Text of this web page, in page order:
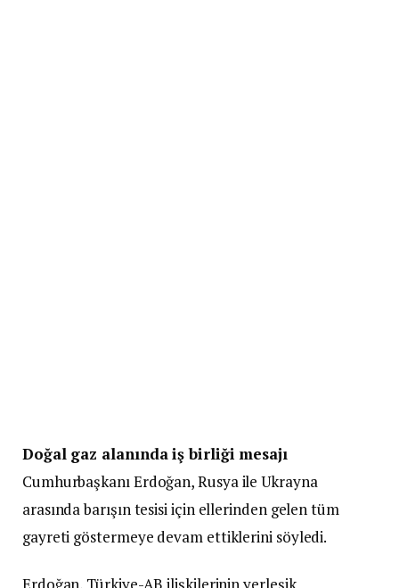
Doğal gaz alanında iş birliği mesajı
Cumhurbaşkanı Erdoğan, Rusya ile Ukrayna
arasında barışın tesisi için ellerinden gelen tüm
gayreti göstermeye devam ettiklerini söyledi.